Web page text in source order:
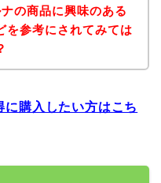
の商品に興味のある
を参考にされてみては
に購入したい方はこち